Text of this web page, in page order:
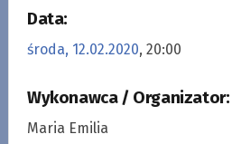
Data:
środa, 12.02.2020, 20:00
Wykonawca / Organizator:
Maria Emilia